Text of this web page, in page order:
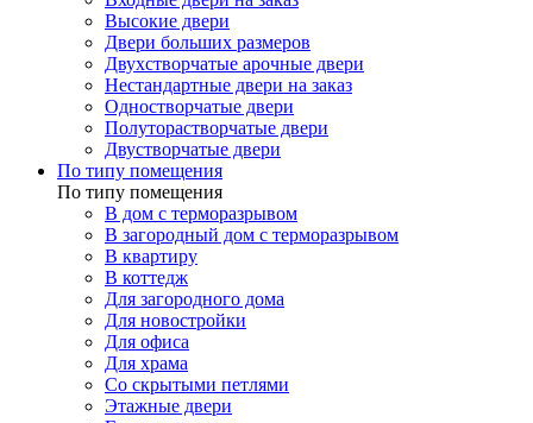
Высокие двери
Двери больших размеров
Двухстворчатые арочные двери
Нестандартные двери на заказ
Одностворчатые двери
Полуторастворчатые двери
Двустворчатые двери
По типу помещения
По типу помещения
В дом с терморазрывом
В загородный дом с терморазрывом
В квартиру
В коттедж
Для загородного дома
Для новостройки
Для офиса
Для храма
Со скрытыми петлями
Этажные двери